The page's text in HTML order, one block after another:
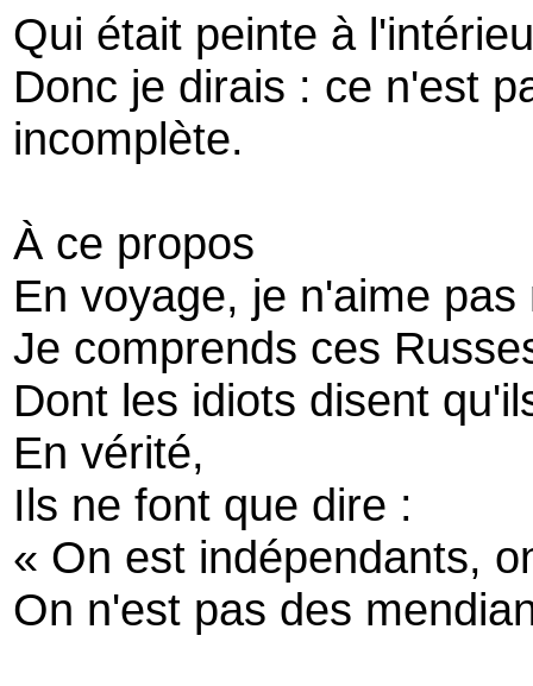
Qui était peinte à
Donc je dirais : ce n'est
incomplète.
À ce propos
En voyage, je n'aime
Je comprends ces
Dont les idiots disent
En vérité,
Ils ne font que dire :
« On est indépendants,
On n'est pas des